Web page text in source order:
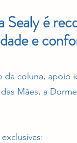
é
e
coluna, apoio
Mães, a